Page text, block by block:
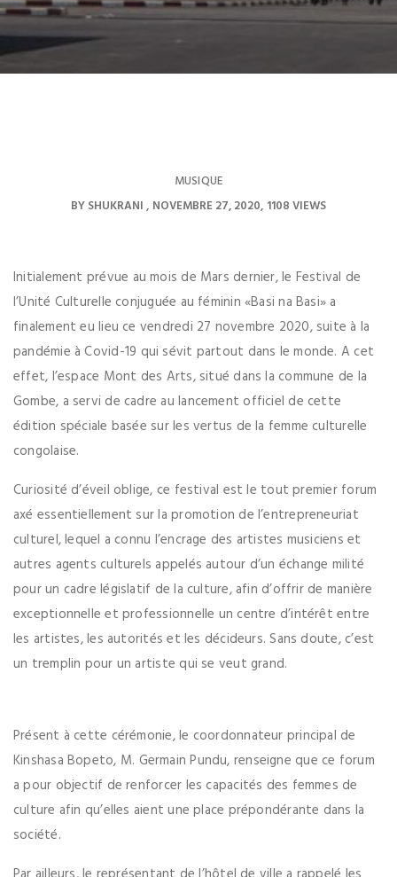
MUSIQUE
BYSHUKRANI NOVEMBRE 27, 2020 1108 VIEWS
Initialement prévue au mois de Mars dernier, le Festival de
l’Unité Culturelle conjuguée au féminin «Basi na Basi» a
finalement eu lieu ce vendredi 27 novembre 2020, suite à la
pandémie à Covid-19 qui sévit partout dans le monde. A cet
effet, l’espace Mont des Arts, situé dans la commune de la
Gombe, a servi de cadre au lancement officiel de cette
édition spéciale basée sur les vertus de la femme culturelle
congolaise.
Curiosité d’éveil oblige, ce festival est le tout premier forum
axé essentiellement sur la promotion de l’entrepreneuriat
culturel, lequel a connu l’encrage des artistes musiciens et
autres agents culturels appelés autour d’un échange milité
pour un cadre législatif de la culture, afin d’offrir de manière
exceptionnelle et professionnelle un centre d’intérêt entre
les artistes, les autorités et les décideurs. Sans doute, c’est
un tremplin pour un artiste qui se veut grand.
Présent à cette cérémonie, le coordonnateur principal de
Kinshasa Bopeto, M. Germain Pundu, renseigne que ce forum
a pour objectif de renforcer les capacités des femmes de
culture afin qu’elles aient une place prépondérante dans la
société.